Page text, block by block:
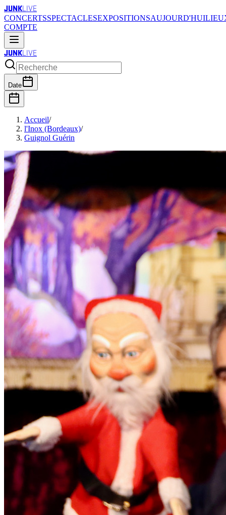
JUNKLIVE
CONCERTSSPECTACLESEXPOSITIONSAUJOURD'HUI
COMPTE
JUNKLIVE
Date
Accueil/
l'Inox (Bordeaux)/
Guignol Guérin